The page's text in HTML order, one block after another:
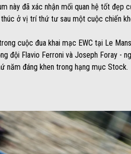
này đã xác nhận mối quan hệ tốt đẹp
ở vị trí thứ tư sau một cuộc chiến
cuộc đua khai mạc EWC tại Le
đội Flavio Ferroni và Joseph Foray -
năm đáng khen trong hạng mục Stock.